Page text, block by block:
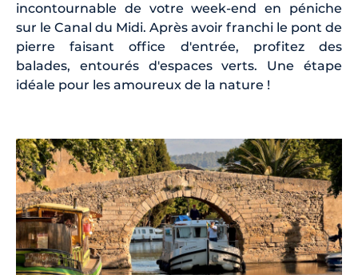
incontournable de votre week-end en péniche
sur le Canal du Midi. Après avoir franchi le pont de
pierre faisant office d'entrée, profitez des
balades, entourés d'espaces verts. Une étape
idéale pour les amoureux de la nature !